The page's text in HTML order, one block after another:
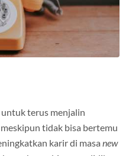
terus menjalin
tidak bisa bertemu
karir di masa new